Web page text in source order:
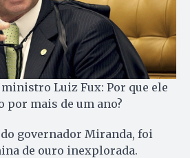
ministro Luiz Fux: Por que ele
por mais de um ano?
governador Miranda, foi
de ouro inexplorada.